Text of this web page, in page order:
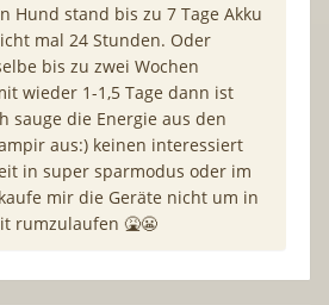
Hund stand bis zu 7 Tage Akku
mal 24 Stunden. Oder
bis zu zwei Wochen
wieder 1-1,5 Tage dann ist
sauge die Energie aus den
aus:) keinen interessiert
in super sparmodus oder im
mir die Geräte nicht um in
rumzulaufen 🤮😬